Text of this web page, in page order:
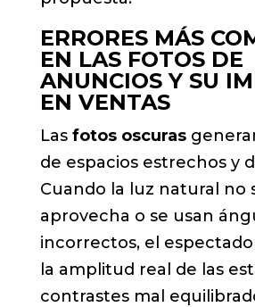
ERRORES MÁS
EN LAS FOTOS DE
ANUNCIOS Y SU
EN VENTAS
Las fotos oscuras
de espacios estrechos y
Cuando la luz natural no
aprovecha o se usan
incorrectos, el
la amplitud real de las
contrastes mal